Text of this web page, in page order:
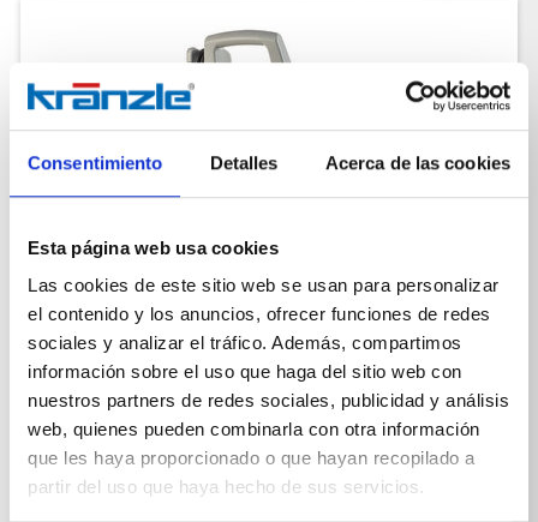
Consentimiento Detalles Acerca de las cookies
Esta página web usa cookies
Las cookies de este sitio web se usan para personalizar
el contenido y los anuncios, ofrecer funciones de redes
sociales y analizar el tráfico. Además, compartimos
información sobre el uso que haga del sitio web con
nuestros partners de redes sociales, publicidad y análisis
web, quienes pueden combinarla con otra información
que les haya proporcionado o que hayan recopilado a
partir del uso que haya hecho de sus servicios.
K 2195 TS